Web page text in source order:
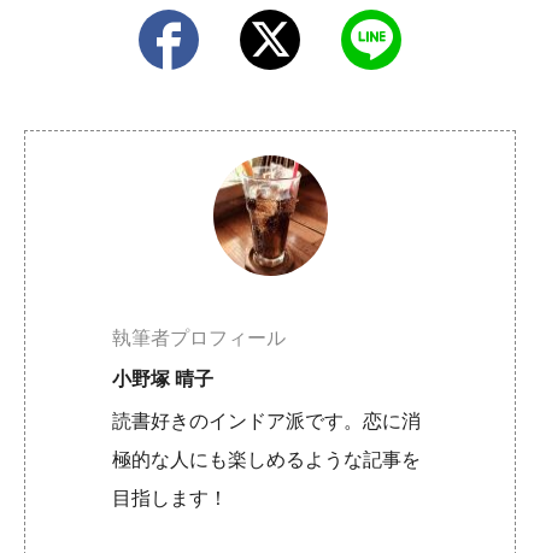
執筆者プロフィール
小野塚 晴子
読書好きのインドア派です。恋に消
極的な人にも楽しめるような記事を
目指します！